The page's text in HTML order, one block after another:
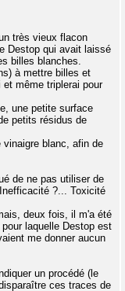
très vieux flacon
Destop qui avait laissé
billes blanches.
à mettre billes et
même triplerai pour
une petite surface
petits résidus de
blanc, afin de
de ne pas utiliser de
?... Toxicité
deux fois, il m'a été
laquelle Destop est
me donner aucun
un procédé (le
ces traces de